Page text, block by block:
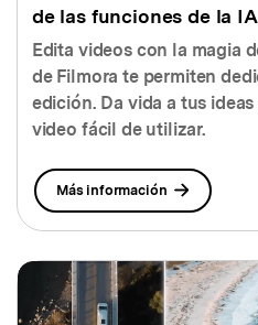
de las funciones de la
Edita videos con la magia
de Filmora te permiten
edición. Da vida a tus ideas
video fácil de utilizar.
Más información